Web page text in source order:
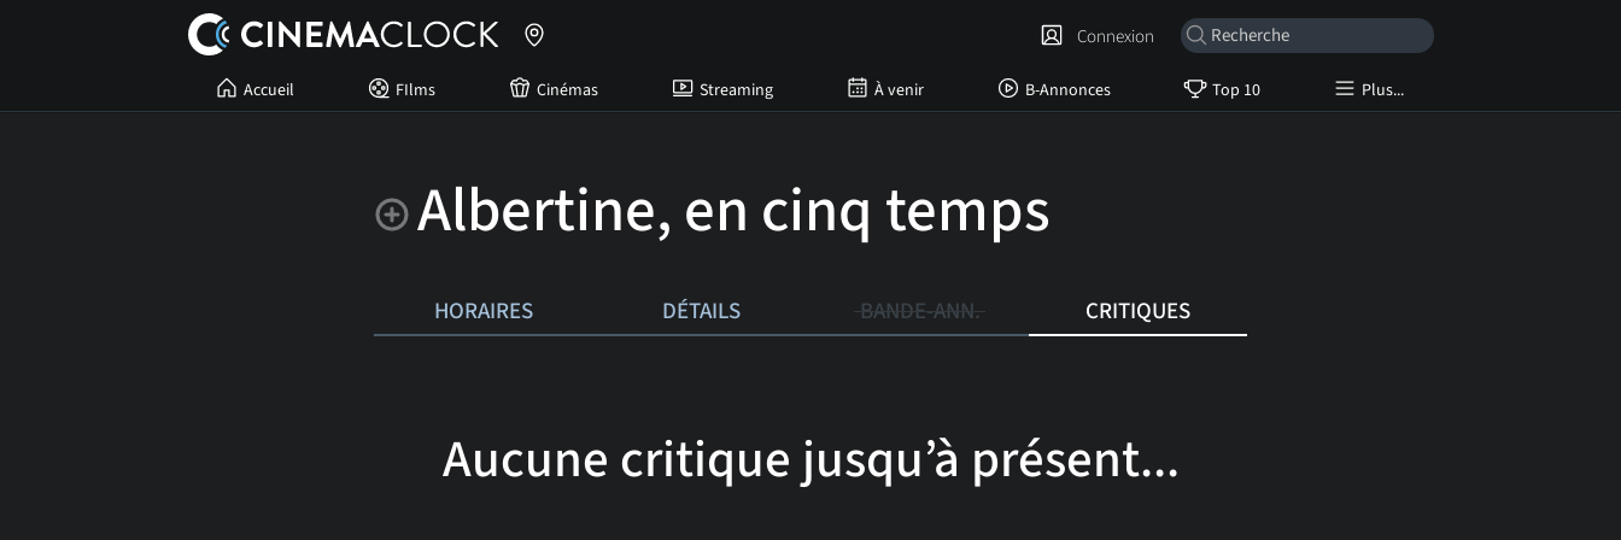
Accueil FIlms Cinémas Streaming À venir B-Annonces Top 10 Plus...
Connexion
Albertine, en cinq temps
HORAIRES DÉTAILS BANDE-ANN. CRITIQUES
Aucune critique jusqu’à présent...